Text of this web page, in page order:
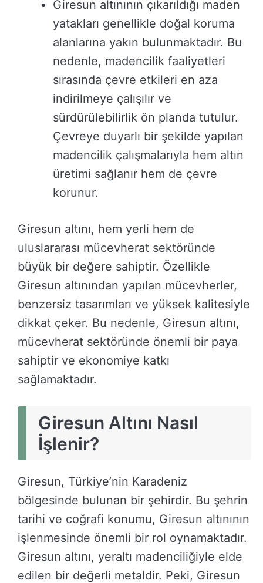
Giresun altınının çıkarıldığı maden
yatakları genellikle doğal koruma
alanlarına yakın bulunmaktadır. Bu
nedenle, madencilik faaliyetleri
sırasında çevre etkileri en aza
indirilmeye çalışılır ve
sürdürülebilirlik ön planda tutulur.
Çevreye duyarlı bir şekilde yapılan
madencilik çalışmalarıyla hem altın
üretimi sağlanır hem de çevre
korunur.
Giresun altını, hem yerli hem de
uluslararası mücevherat sektöründe
büyük bir değere sahiptir. Özellikle
Giresun altınından yapılan mücevherler,
benzersiz tasarımları ve yüksek kalitesiyle
dikkat çeker. Bu nedenle, Giresun altını,
mücevherat sektöründe önemli bir paya
sahiptir ve ekonomiye katkı
sağlamaktadır.
Giresun Altını Nasıl
İşlenir?
Giresun, Türkiye’nin Karadeniz
bölgesinde bulunan bir şehirdir. Bu şehrin
tarihi ve coğrafi konumu, Giresun altınının
işlenmesinde önemli bir rol oynamaktadır.
Giresun altını, yeraltı madenciliğiyle elde
edilen bir değerli metaldir. Peki, Giresun